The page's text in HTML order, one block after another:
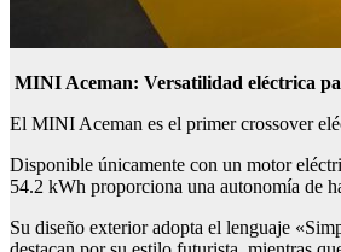
MINI Aceman: Versatilidad eléctrica
El MINI Aceman es el primer crossover
Disponible únicamente con un motor
54.2 kWh proporciona una autonomía de
Su diseño exterior adopta el lenguaje